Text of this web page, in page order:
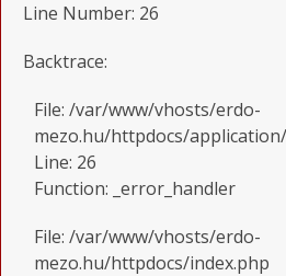
Line Number: 26
Backtrace:
File: /var/www/vhosts/erdo-
mezo.hu/httpdocs/
Line: 26
Function: _error_handler
File: /var/www/vhosts/erdo-
mezo.hu/httpdocs/index.php